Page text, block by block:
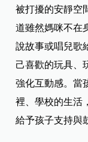
被打擾的安靜空
道雖然媽咪不在
說故事或唱兒歌
己喜歡的玩具、
強化互動感。當
裡、學校的生活
給予孩子支持與